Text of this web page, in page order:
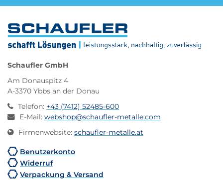
Schaufler GmbH
Am Donauspitz 4
A-3370 Ybbs an der Donau
Telefon: +43 (7412) 52485-600
E-Mail: webshop@schaufler-metalle.com
Firmenwebsite: schaufler-metalle.at
Benutzerkonto
Widerruf
Verpackung & Versand